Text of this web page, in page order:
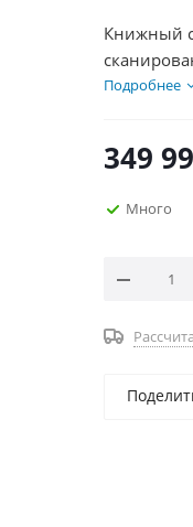
Книжный
M3000
Подробнее
349
Много